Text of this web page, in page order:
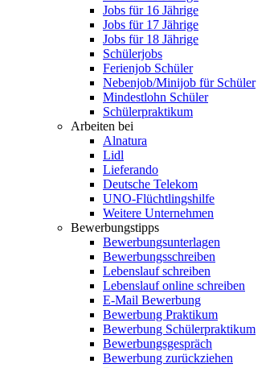
Jobs für 16 Jährige
Jobs für 17 Jährige
Jobs für 18 Jährige
Schülerjobs
Ferienjob Schüler
Nebenjob/Minijob für Schüler
Mindestlohn Schüler
Schülerpraktikum
Arbeiten bei
Alnatura
Lidl
Lieferando
Deutsche Telekom
UNO-Flüchtlingshilfe
Weitere Unternehmen
Bewerbungstipps
Bewerbungsunterlagen
Bewerbungsschreiben
Lebenslauf schreiben
Lebenslauf online schreiben
E-Mail Bewerbung
Bewerbung Praktikum
Bewerbung Schülerpraktikum
Bewerbungsgespräch
Bewerbung zurückziehen